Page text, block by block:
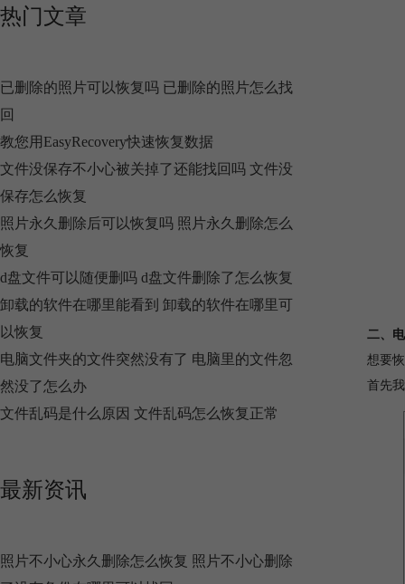
热门文章
已删除的照片可以恢复吗 已删除的照片怎么找
回
教您用EasyRecovery快速恢复数据
文件没保存不小心被关掉了还能找回吗 文件没
保存怎么恢复
照片永久删除后可以恢复吗 照片永久删除怎么
恢复
d盘文件可以随便删吗 d盘文件删除了怎么恢复
卸载的软件在哪里能看到 卸载的软件在哪里可
以恢复
电脑文件夹的文件突然没有了 电脑里的文件忽
然没了怎么办
文件乱码是什么原因 文件乱码怎么恢复正常
最新资讯
照片不小心永久删除怎么恢复 照片不小心删除
二、
想要
首先